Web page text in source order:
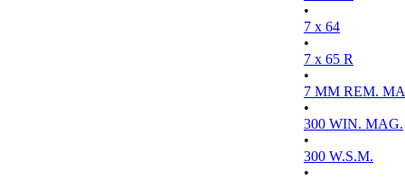
•
7 x 64
•
7 x 65 R
•
7 MM REM.
•
300 WIN. MAG.
•
300 W.S.M.
•